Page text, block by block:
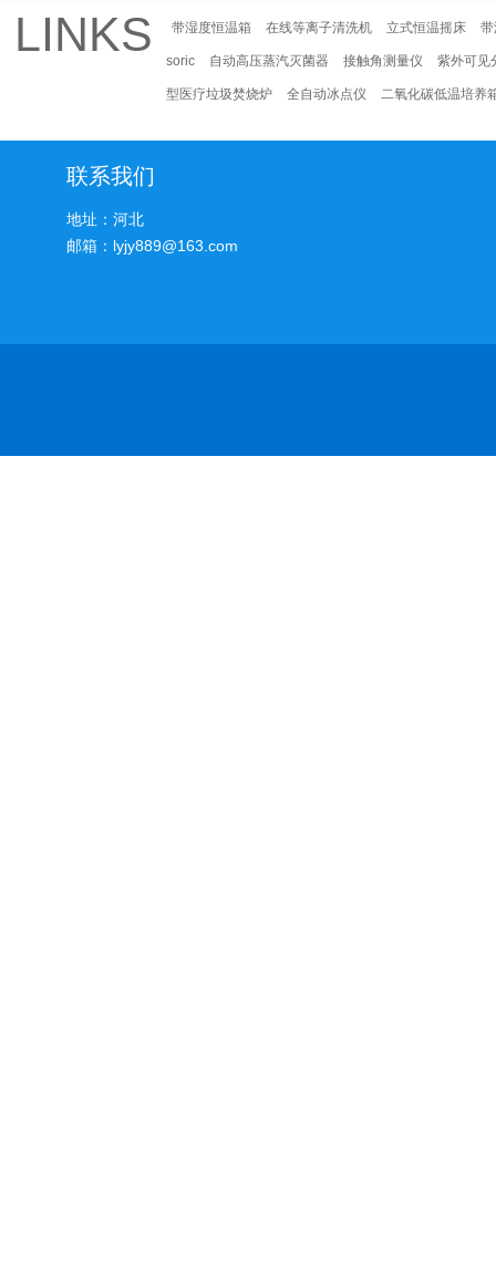
LINKS 带湿度恒温箱 在线等离子清洗机 立式恒温摇床
soric 自动高压蒸汽灭菌器 接触角测量仪 紫外可见
型医疗垃圾焚烧炉 全自动冰点仪 二氧化碳低温培养
联系我们
地址：河北
邮箱：lyjy889@163.com